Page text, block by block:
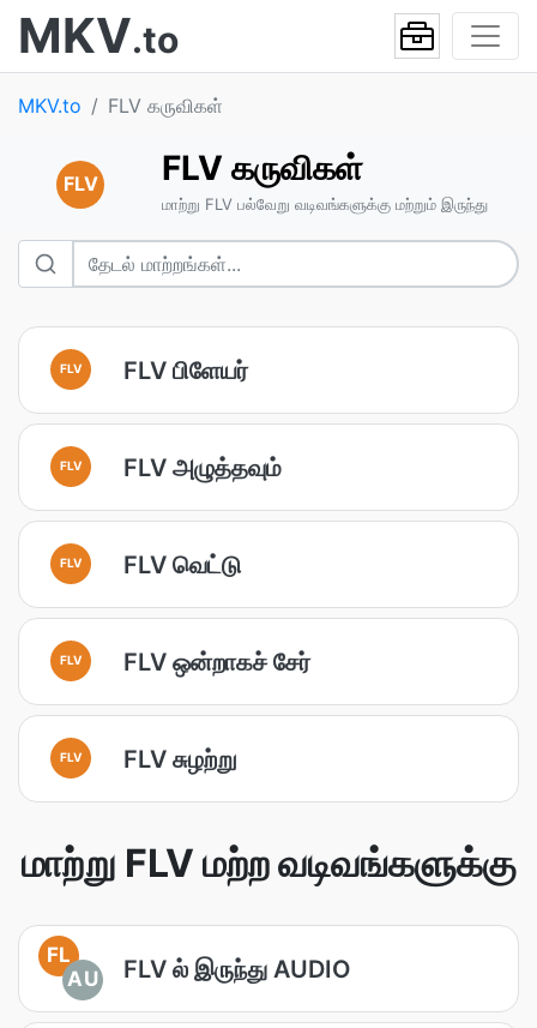
MKV.to
MKV.to FLV கருவிகள்
FLV FLV கருவிகள்
மாற்று FLV பல்வேறு வடிவங்களுக்கு மற்றும் இருந்து
FLV FLV பிளேயர்
FLV FLV அழுத்தவும்
FLV FLV வெட்டு
FLV FLV ஒன்றாகச் சேர்
FLV FLV சுழற்று
மாற்று FLV மற்ற வடிவங்களுக்கு
FL
AU
FLV ல் இருந்து AUDIO